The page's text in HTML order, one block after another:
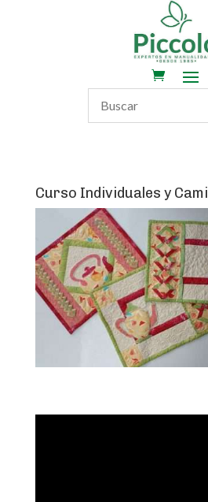
Curso Individuales y